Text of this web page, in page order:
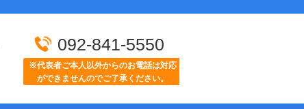
092-841-5550
※代表者ご本人以外からのお電話は対応
ができませんのでご了承ください。